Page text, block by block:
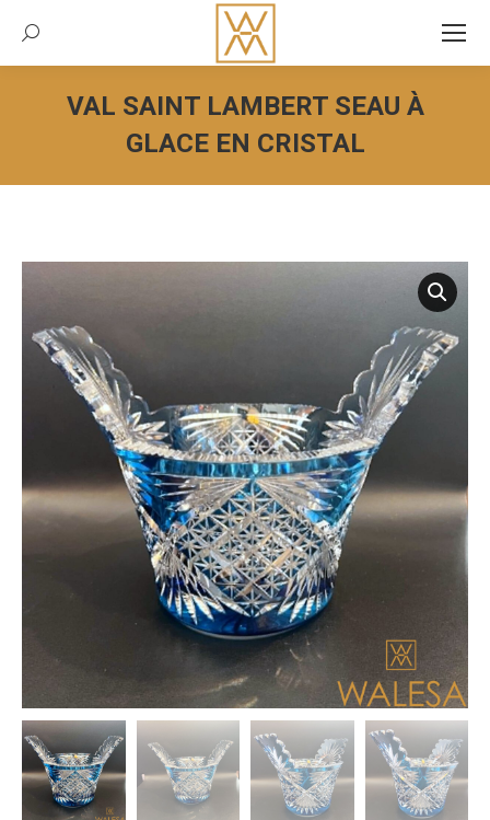
Recherche:
VAL SAINT LAMBERT SEAU À
GLACE EN CRISTAL
Vous êtes ici :